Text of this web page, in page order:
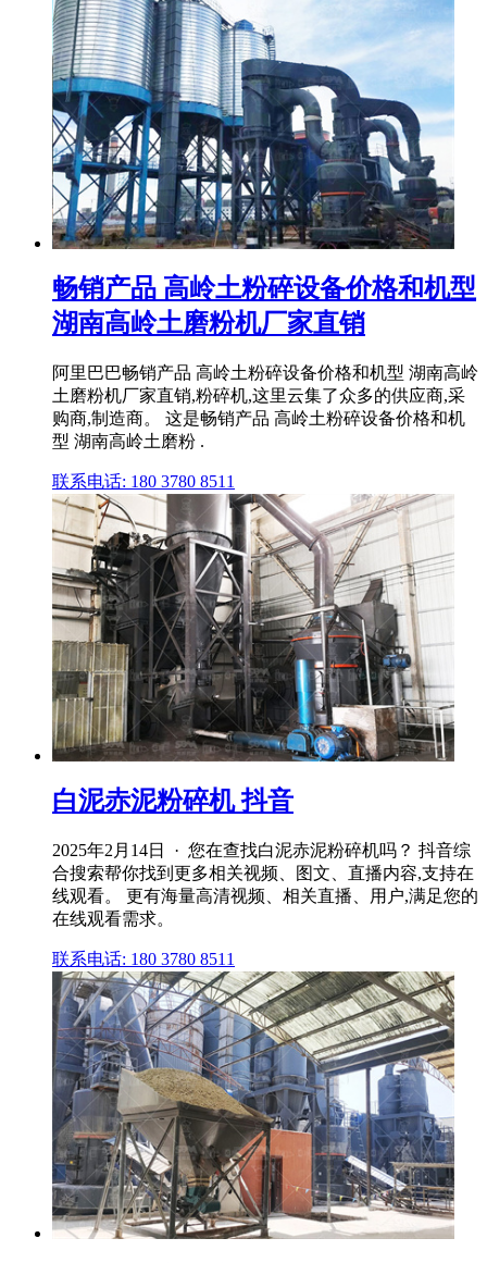
畅销产品 高岭土粉碎设备价格和机型
湖南高岭土磨粉机厂家直销
阿里巴巴畅销产品 高岭土粉碎设备价格和机型 湖南高岭
土磨粉机厂家直销,粉碎机,这里云集了众多的供应商,采
购商,制造商。 这是畅销产品 高岭土粉碎设备价格和机
型 湖南高岭土磨粉 .
联系电话: 180 3780 8511
白泥赤泥粉碎机 抖音
2025年2月14日 · 您在查找白泥赤泥粉碎机吗？ 抖音综
合搜索帮你找到更多相关视频、图文、直播内容,支持在
线观看。 更有海量高清视频、相关直播、用户,满足您的
在线观看需求。
联系电话: 180 3780 8511